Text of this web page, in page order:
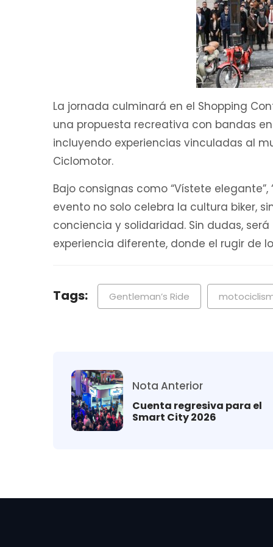
La jornada culminará en el Shopping
una propuesta recreativa con bandas
incluyendo experiencias vinculadas al
Ciclomotor.
Bajo consignas como “Vístete elegante”,
evento no solo celebra la cultura biker,
conciencia y solidaridad. Sin dudas,
experiencia diferente, donde el rugir de
Tags: Gentleman’s Ride
Nota Anterior
Cuenta regresiva para el
Smart City 2026